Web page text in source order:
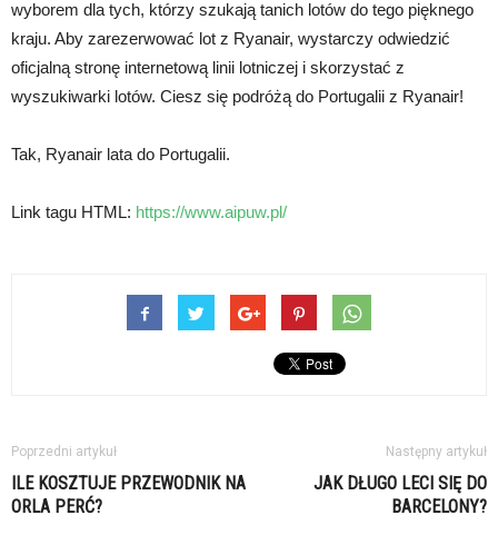
wyborem dla tych, którzy szukają tanich lotów do tego pięknego
kraju. Aby zarezerwować lot z Ryanair, wystarczy odwiedzić
oficjalną stronę internetową linii lotniczej i skorzystać z
wyszukiwarki lotów. Ciesz się podróżą do Portugalii z Ryanair!
Tak, Ryanair lata do Portugalii.
Link tagu HTML: https://www.aipuw.pl/
Poprzedni artykuł
ILE KOSZTUJE PRZEWODNIK NA
ORLA PERĆ?
Następny artykuł
JAK DŁUGO LECI SIĘ DO
BARCELONY?